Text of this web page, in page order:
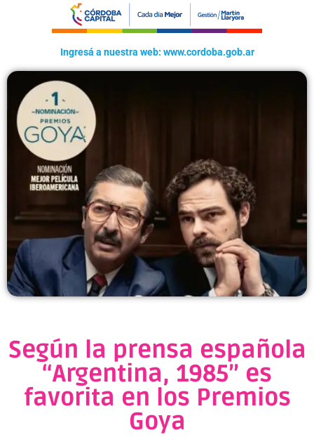
Ingresá a nuestra web: www.cordoba.gob.ar
Según la prensa española
“Argentina, 1985” es
favorita en los Premios
Goya